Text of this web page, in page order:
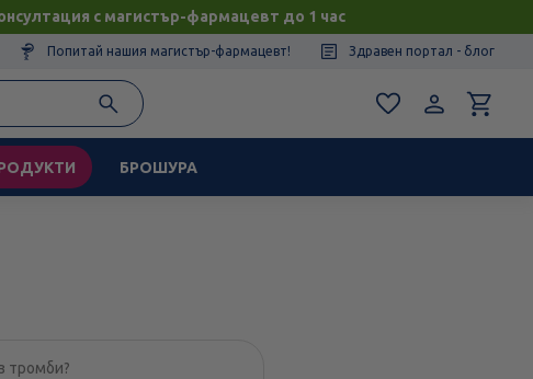
с магистър-фармацевт до 1 час
Попитай нашия магистър-фармацевт! Здравен портал - блог
БРОШУРА
тромби?